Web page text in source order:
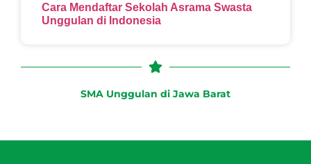
Cara Mendaftar Sekolah Asrama Swasta
Unggulan di Indonesia
SMA Unggulan di Jawa Barat